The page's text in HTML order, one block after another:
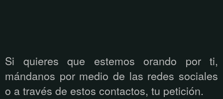
Si quieres que estemos orando por ti,
mándanos por medio de las redes sociales
o a través de estos contactos, tu petición.